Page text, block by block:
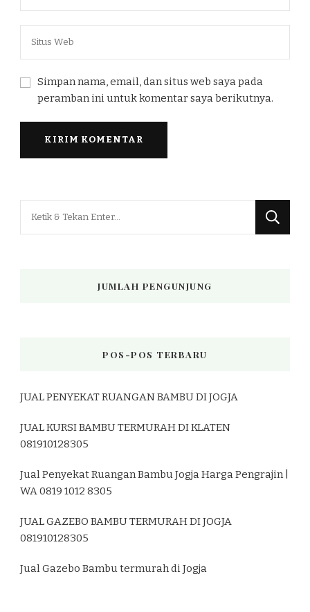
Simpan nama, email, dan situs web saya pada
peramban ini untuk komentar saya berikutnya.
JUMLAH PENGUNJUNG
POS-POS TERBARU
JUAL PENYEKAT RUANGAN BAMBU DI JOGJA
JUAL KURSI BAMBU TERMURAH DI KLATEN
081910128305
Jual Penyekat Ruangan Bambu Jogja Harga Pengrajin |
WA 0819 1012 8305
JUAL GAZEBO BAMBU TERMURAH DI JOGJA
081910128305
Jual Gazebo Bambu termurah di Jogja